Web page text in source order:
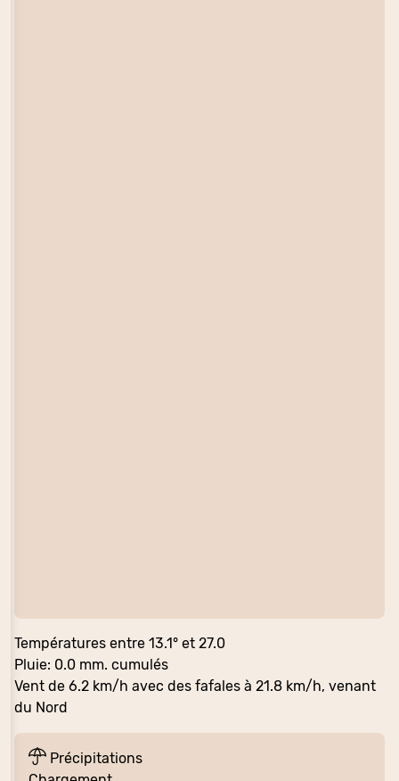
Températures entre 13.1° et 27.0
Pluie: 0.0 mm. cumulés
Vent de 6.2 km/h avec des fafales à 21.8 km/h, venant
du Nord
Précipitations